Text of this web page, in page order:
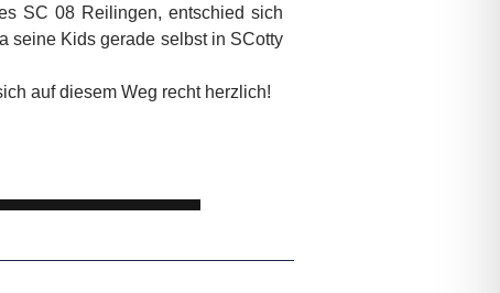
SC 08 Reilingen, entschied sich
seine Kids gerade selbst in SCotty
auf diesem Weg recht herzlich!